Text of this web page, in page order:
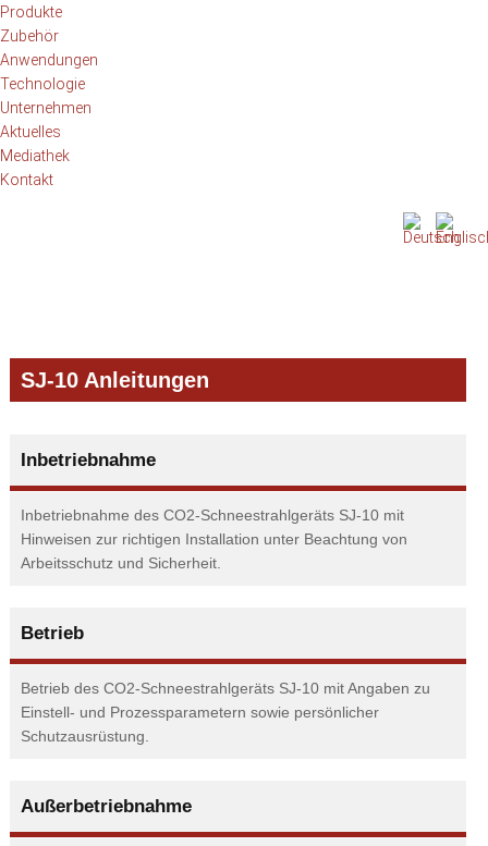
Produkte
Zubehör
Anwendungen
Technologie
Unternehmen
Aktuelles
Mediathek
Kontakt
SJ-10 Anleitungen
Inbetriebnahme
Inbetriebnahme des CO2-Schneestrahlgeräts SJ-10 mit
Hinweisen zur richtigen Installation unter Beachtung von
Arbeitsschutz und Sicherheit.
Betrieb
Betrieb des CO2-Schneestrahlgeräts SJ-10 mit Angaben zu
Einstell- und Prozessparametern sowie persönlicher
Schutzausrüstung.
Außerbetriebnahme